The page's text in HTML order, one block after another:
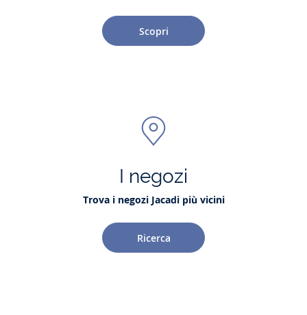
Scopri
I negozi
Trova i negozi Jacadi più vicini
Ricerca